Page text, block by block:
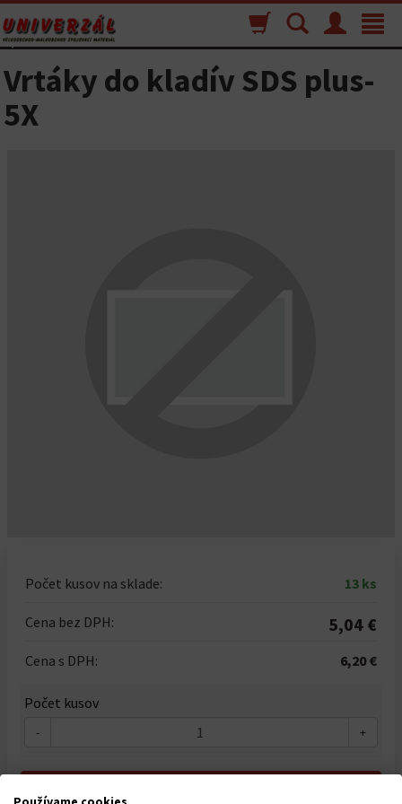
Toggle
Menu
Vyhľadávanie
Nákupný
košík
Vrtáky do kladív SDS plus-
5X
Počet kusov na sklade: 13 ks
Cena bez DPH: 5,04 €
Cena s DPH: 6,20 €
Počet kusov
- +